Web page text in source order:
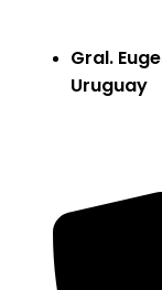
Gral.
Uruguay